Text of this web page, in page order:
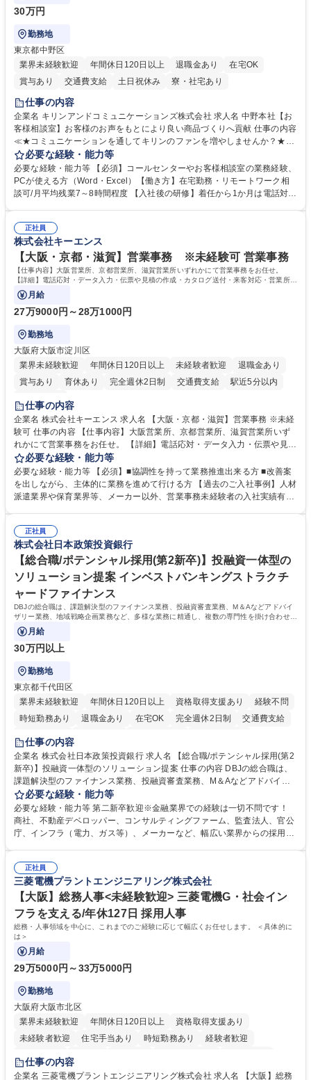
30万円
勤務地
東京都中野区
業界未経験歓迎
年間休日120日以上 退職金あり
在宅OK
賞与あり
交通費支給 土日祝休み 寮・社宅あり
仕事の内容
企業名 キリンアンドコミュニケーションズ株式会社 求人名 中野本社【お
客様相談室】お客様のお声をもとにより良い商品づくりへ貢献 仕事の内容
≪★コミュニケーションを通してキリンのファンを増やしませんか？★≫
お客様のお声をより良い商品づくりに活かしていく上で、窓口となるお客
様相談室でのお仕事です。 日々お客様からいただくキリングループへのご
意見を、企業活動に活かしています。お客様からの声に迅速かつ誠意をも
って対応、情報提供するとともにグループ内活動に反映しています。 【具
平均100件前後■メール・手紙：同上40件前後 募集職種 中野本社【お客様
相談室】お客様のお声をもとにより良い商品づくりへ貢献
必要な経験・能力等
必要な経験・能力等 【必須】コールセンターやお客様相談室の業務経験、
PCが使える方（Word・Excel）【働き方】在宅勤務・リモートワーク相
談可/月平均残業7～8時間程度 【入社後の研修】着任から1か月は電話対応
すのでご安心ください。 【当社について】キリングループの広報機能を担
う会社として、お客様との出会いを大切にし、磨き上げたホスピタリティ
を込めてコミュニケーションをとりながら広報関連業務を行っておりま
す。 学歴・資格 学歴：大学院 大学 高専 短大 専修学校 高校 語学力： 資
格：
正社員
株式会社キーエンス
【大阪・京都・滋賀】営業事務 ※未経験可 営業事務
【仕事内容】大阪営業所、京都営業所、滋賀営業所いずれかにて営業事務をお任せ。
【詳細】電話応対・データ入力・伝票や見積の作成・カタログ送付・来客対応・営業所内
で発生する事務業務や業務改善をお任せ。
月給
27万9000円～28万1000円
勤務地
大阪府大阪市淀川区
業界未経験歓迎
年間休日120日以上 未経験者歓迎
退職金あり
賞与あり
育休あり 完全週休2日制 交通費支給
駅近5分以内
土日祝休み
仕事の内容
企業名 株式会社キーエンス 求人名 【大阪・京都・滋賀】営業事務 ※未経
験可 仕事の内容 【仕事内容】大阪営業所、京都営業所、滋賀営業所いず
れかにて営業事務をお任せ。 【詳細】電話応対・データ入力・伝票や見積
の作成・カタログ送付・来客対応・営業所内で発生する事務業務や業務改
善をお任せ。 【教育制度】ご入社後、育成担当とペアになりながらOJTに
て業務を覚えていただくことが可能です。業務システムがきちんと構築さ
れているため、スムーズに仕事に慣れることができる環境です。また、
募集職種 【大阪・京都・滋賀】営業事務 ※未経験可
必要な経験・能力等
必要な経験・能力等 【必須】■協調性を持って業務推進出来る方 ■改善案
を出しながら、主体的に業務を進めて行ける方 【過去のご入社事例】人材
派遣業界や保育業界等、メーカー以外、営業事務未経験者の入社実績有
えて、お客様や社員の状況に合わせ、能動的なサポート、改善の動きも期
待され。組織を支えるスペシャリストとして、チームに貢献し、結果的に
社員から頼られる存在になることができます。平均19:30の退勤以降の業
務の持ち帰りも禁止されており、メリハリのある働き方となります。 学
歴・資格 学歴：大学院 大学 高専 短大 語学力： 資格：
正社員
株式会社日本政策投資銀行
【総合職/ポテンシャル採用(第2新卒)】投融資一体型の
ソリューション提案 インベストバンキングストラクチ
ャードファイナンス
DBJの総合職は、課題解決型のファイナンス業務、投融資審査業務、M＆Aなどアドバイ
ザリー業務、地域戦略企画業務など、多様な業務に精通し、複数の専門性を掛け合わせて
広く社会に貢献していく職種です。
月給
30万円以上
勤務地
東京都千代田区
業界未経験歓迎
年間休日120日以上 資格取得支援あり
経験不問
時短勤務あり
退職金あり 在宅OK 完全週休2日制
交通費支給
駅近5分以内
食事補助あり
託児所あり
仕事の内容
企業名 株式会社日本政策投資銀行 求人名 【総合職/ポテンシャル採用(第2
新卒)】投融資一体型のソリューション提案 仕事の内容 DBJの総合職は、
課題解決型のファイナンス業務、投融資審査業務、M＆Aなどアドバイザ
リー業務、地域戦略企画業務など、多様な業務に精通し、複数の専門性を
掛け合わせて広く社会に貢献していく職種です。 入社後は、横断的なロー
テーションを経て適性や専門性に応じたキャリアを形成していただきま
す。総合職として入社いただき、下記いずれかの部門でご活躍いただきま
ート・ナレッジ業務 ※それぞれの業務内容に関しては、別途その他労働条
件備考欄に記載 募集職種 【総合職/ポテンシャル採用(第2新卒)】投融資一
体型のソリューション提案
必要な経験・能力等
必要な経験・能力等 第二新卒歓迎※金融業界での経験は一切不問です！
商社、不動産デベロッパー、コンサルティングファーム、監査法人、官公
庁、インフラ（電力、ガス等）、メーカーなど、幅広い業界からの採用実
く高い志を併せもった人材を求めています。ポテンシャル採用（第2新
卒）では、金融業界での経験や知識を問いません。新たな時代を見据え
て、複雑化する社会課題の解決に向けて先鞭をつける役割を担いたい、と
いう気概をお持ちの方を心待ちにしています。 学歴・資格 学歴：大学院
大学 語学力： 資格：
正社員
三菱電機プラントエンジニアリング株式会社
【大阪】総務人事<未経験歓迎> 三菱電機G・社会イン
フラを支える/年休127日 採用人事
総務・人事領域を中心に、これまでのご経験に応じて幅広くお任せします。 ＜具体的に
は＞
月給
29万5000円～33万5000円
勤務地
大阪府大阪市北区
業界未経験歓迎
年間休日120日以上
資格取得支援あり
未経験者歓迎
住宅手当あり 時短勤務あり
経験者歓迎
退職金あり
駅近5分以内
土日祝休み 服装自由 寮・社宅あり 食事補助あり
仕事の内容
企業名 三菱電機プラントエンジニアリング株式会社 求人名 【大阪】総務